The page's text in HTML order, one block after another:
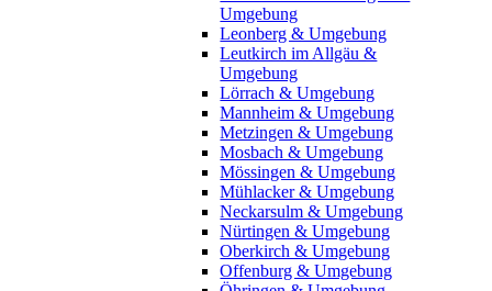
Umgebung
Leonberg & Umgebung
Leutkirch im Allgäu &
Umgebung
Lörrach & Umgebung
Mannheim & Umgebung
Metzingen & Umgebung
Mosbach & Umgebung
Mössingen & Umgebung
Mühlacker & Umgebung
Neckarsulm & Umgebung
Nürtingen & Umgebung
Oberkirch & Umgebung
Offenburg & Umgebung